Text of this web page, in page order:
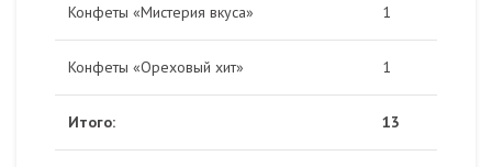
Конфеты «Мистерия вкуса» 1
Конфеты «Ореховый хит» 1
Итого: 13